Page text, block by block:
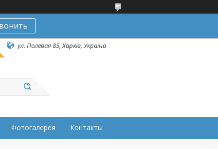
ул. Полевая 85, Харків, Україна
Фотогалерея Контакты